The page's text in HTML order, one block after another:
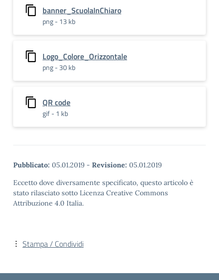
banner_ScuolaInChiaro
png - 13 kb
Logo_Colore_Orizzontale
png - 30 kb
QR code
gif - 1 kb
Pubblicato: 05.01.2019 - Revisione: 05.01.2019
Eccetto dove diversamente specificato, questo articolo è
stato rilasciato sotto Licenza Creative Commons
Attribuzione 4.0 Italia.
Stampa / Condividi